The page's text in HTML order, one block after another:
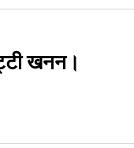
खनन।